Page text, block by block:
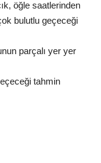
öğle saatlerinden
bulutlu geçeceği
parçalı yer yer
tahmin